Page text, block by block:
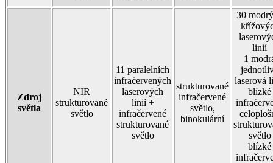
Zdroj
světla
NIR
strukturované
světlo
11 paralelních
infračervených
laserových
linií +
infračervené
strukturované
světlo
strukturované
infračervené
světlo,
binokulární
30
linií
1
laserová
blízké
světlo
blízké